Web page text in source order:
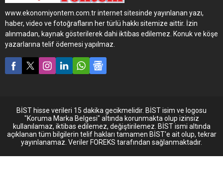
bazı yenilikler sunulmaya
başlandı.
www.ekonomiyontem.com.tr internet sitesinde yayınlanan yazı,
haber, video ve fotoğrafların her türlü hakkı sitemize aittir. İzin
alınmadan, kaynak gösterilerek dahi iktibas edilemez. Konuk ve köşe
yazarlarına telif ödemesi yapılmaz.
BİST hisse verileri 15 dakika gecikmelidir. BİST isim ve logosu
"Koruma Marka Belgesi" altında korunmakta olup izinsiz
kullanılamaz, iktibas edilemez, değiştirilemez. BİST ismi altında
açıklanan tüm bilgilerin telif hakları tamamen BİST'e ait olup, tekrar
yayınlanamaz. Veriler FOREKS tarafından sağlanmaktadır.